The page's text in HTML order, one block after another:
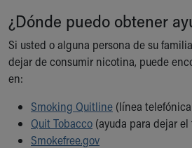
Family Library
Educational Resources
Injury Prevention
Medical Records
Symptom Checker
¿Dónde puedo obtener
Si usted o alguna persona de su
dejar de consumir nicotina, puede
en:
Smoking Quitline (línea
Quit Tobacco (ayuda para dejar el
Smokefree.gov